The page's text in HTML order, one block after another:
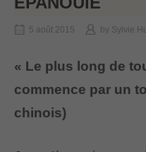
5 août 2015 by Sylvie
« Le plus long de
commence par un
chinois)